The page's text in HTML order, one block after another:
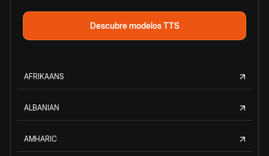
Descubre modelos TTS
AFRIKAANS
ALBANIAN
AMHARIC